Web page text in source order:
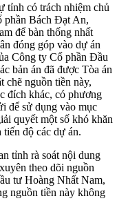
tỉnh có trách nhiệm chủ
phần Bách Đạt An,
để bàn thống nhất
đóng góp vào dự án
Công ty Cổ phần Đầu
bản án đã được Tòa án
chẽ nguồn tiền này,
đích khác, có phương
để sử dụng vào mục
quyết một số khó khăn
độ các dự án.
tỉnh rà soát nội dung
theo dõi nguồn
tư Hoàng Nhất Nam,
nguồn tiền này không